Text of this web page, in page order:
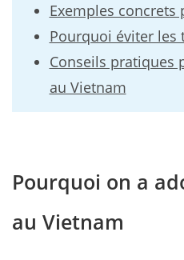
Exemples concrets
Pourquoi éviter les
Conseils pratiques
au Vietnam
Pourquoi on a
au Vietnam